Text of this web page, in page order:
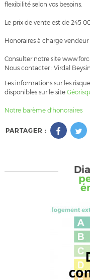
flexibilité selon vos besoins.
Le prix de vente est de 245
Honoraires à charge vendeur
Consulter notre site
Nous contacter : Virdal
Les informations sur les
disponibles sur le site
Notre barème d'honoraires
PARTAGER :